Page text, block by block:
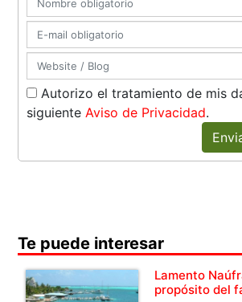
Autorizo el tratamiento de mis
siguienteAviso de Privacidad.
Te puede interesar
Lamento
propósito del